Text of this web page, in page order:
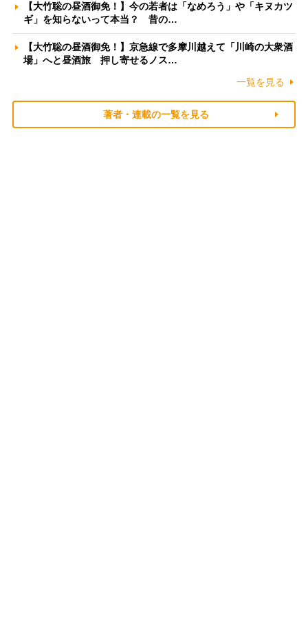
【大竹聡の昼酒御免！】今の若者は「なめろう」や「キヌカツ
ギ」を知らないって本当？ 昔の…
【大竹聡の昼酒御免！】京急線で多摩川越えて「川崎の大衆酒
場」へと昼酒旅 押し寄せるノス…
一覧を見る
著者・連載の一覧を見る